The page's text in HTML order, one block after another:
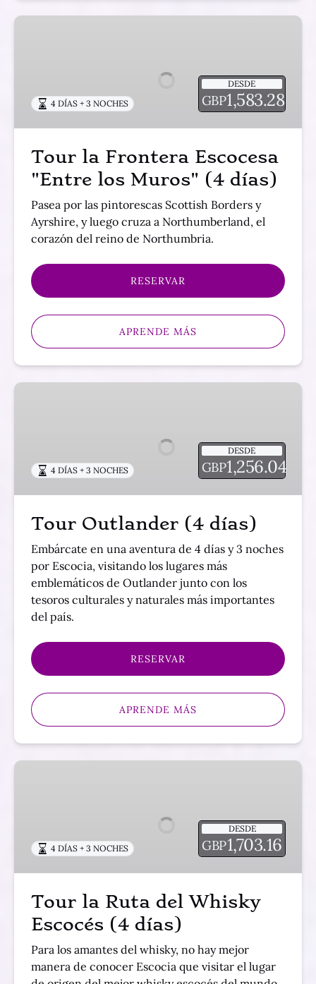
Tour
Muros"
días)
DESDE
GBP1,583.28
4 DÍAS + 3 NOCHES
Tour la Frontera Escocesa
"Entre los Muros" (4 días)
Pasea por las pintorescas Scottish Borders y
Ayrshire, y luego cruza a Northumberland, el
corazón del reino de Northumbria.
RESERVAR
APRENDE MÁS
Tour
DESDE
GBP1,256.04
4 DÍAS + 3 NOCHES
Tour Outlander (4 días)
Embárcate en una aventura de 4 días y 3 noches
por Escocia, visitando los lugares más
emblemáticos de Outlander junto con los
tesoros culturales y naturales más importantes
del país.
RESERVAR
APRENDE MÁS
Tour
Escocés
(4
DESDE
GBP1,703.16
4 DÍAS + 3 NOCHES
Tour la Ruta del Whisky
Escocés (4 días)
Para los amantes del whisky, no hay mejor
manera de conocer Escocia que visitar el lugar